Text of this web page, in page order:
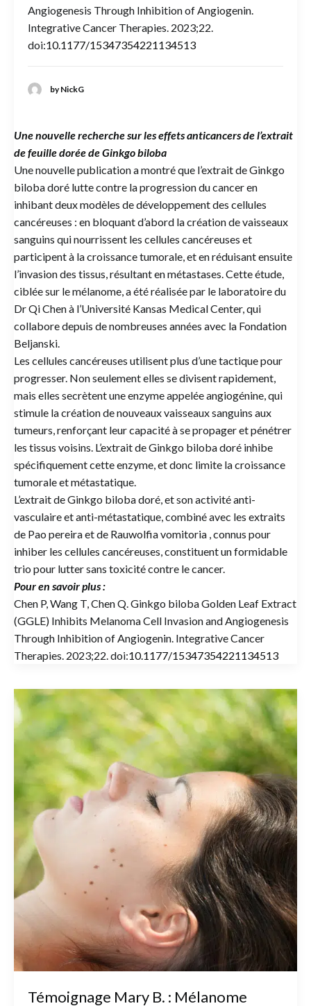
Angiogenesis Through Inhibition of Angiogenin.
Integrative Cancer Therapies. 2023;22.
doi:10.1177/15347354221134513
by NickG
Une nouvelle recherche sur les effets anticancers de l’extrait
de feuille dorée de Ginkgo biloba
Une nouvelle publication a montré que l’extrait de Ginkgo
biloba doré lutte contre la progression du cancer en
inhibant deux modèles de développement des cellules
cancéreuses : en bloquant d’abord la création de vaisseaux
sanguins qui nourrissent les cellules cancéreuses et
participent à la croissance tumorale, et en réduisant ensuite
l’invasion des tissus, résultant en métastases. Cette étude,
ciblée sur le mélanome, a été réalisée par le laboratoire du
Dr Qi Chen à l’Université Kansas Medical Center, qui
collabore depuis de nombreuses années avec la Fondation
Beljanski.
Les cellules cancéreuses utilisent plus d’une tactique pour
progresser. Non seulement elles se divisent rapidement,
mais elles secrètent une enzyme appelée angiogénine, qui
stimule la création de nouveaux vaisseaux sanguins aux
tumeurs, renforçant leur capacité à se propager et pénétrer
les tissus voisins. L’extrait de Ginkgo biloba doré inhibe
spécifiquement cette enzyme, et donc limite la croissance
tumorale et métastatique.
L’extrait de Ginkgo biloba doré, et son activité anti-
vasculaire et anti-métastatique, combiné avec les extraits
de Pao pereira et de Rauwolfia vomitoria , connus pour
inhiber les cellules cancéreuses, constituent un formidable
trio pour lutter sans toxicité contre le cancer.
Pour en savoir plus :
Chen P, Wang T, Chen Q. Ginkgo biloba Golden Leaf Extract
(GGLE) Inhibits Melanoma Cell Invasion and Angiogenesis
Through Inhibition of Angiogenin. Integrative Cancer
Therapies. 2023;22. doi:10.1177/15347354221134513
Témoignage Mary B. : Mélanome